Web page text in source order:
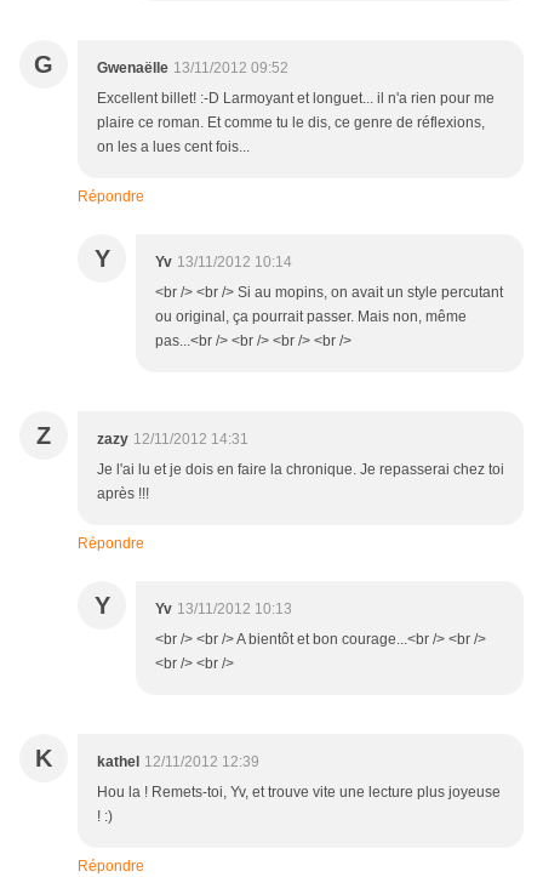
G Gwenaëlle 13/11/2012 09:52
Excellent billet! :-D Larmoyant et longuet... il n'a rien pour me
plaire ce roman. Et comme tu le dis, ce genre de réflexions,
on les a lues cent fois...
Répondre
Y Yv 13/11/2012 10:14
<br /> <br /> Si au mopins, on avait un style percutant
ou original, ça pourrait passer. Mais non, même
pas...<br /> <br /> <br /> <br />
Z zazy 12/11/2012 14:31
Je l'ai lu et je dois en faire la chronique. Je repasserai chez toi
après !!!
Répondre
Y Yv 13/11/2012 10:13
<br /> <br /> A bientôt et bon courage...<br /> <br />
<br /> <br />
K kathel 12/11/2012 12:39
Hou la ! Remets-toi, Yv, et trouve vite une lecture plus joyeuse
! :)
Répondre